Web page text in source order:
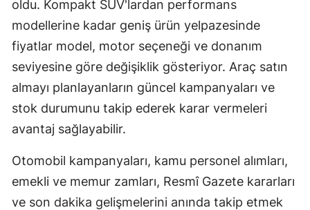
oldu. Kompakt SUV'lardan performans
modellerine kadar geniş ürün yelpazesinde
fiyatlar model, motor seçeneği ve donanım
seviyesine göre değişiklik gösteriyor. Araç satın
almayı planlayanların güncel kampanyaları ve
stok durumunu takip ederek karar vermeleri
avantaj sağlayabilir.
Otomobil kampanyaları, kamu personel alımları,
emekli ve memur zamları, Resmî Gazete kararları
ve son dakika gelişmelerini anında takip etmek